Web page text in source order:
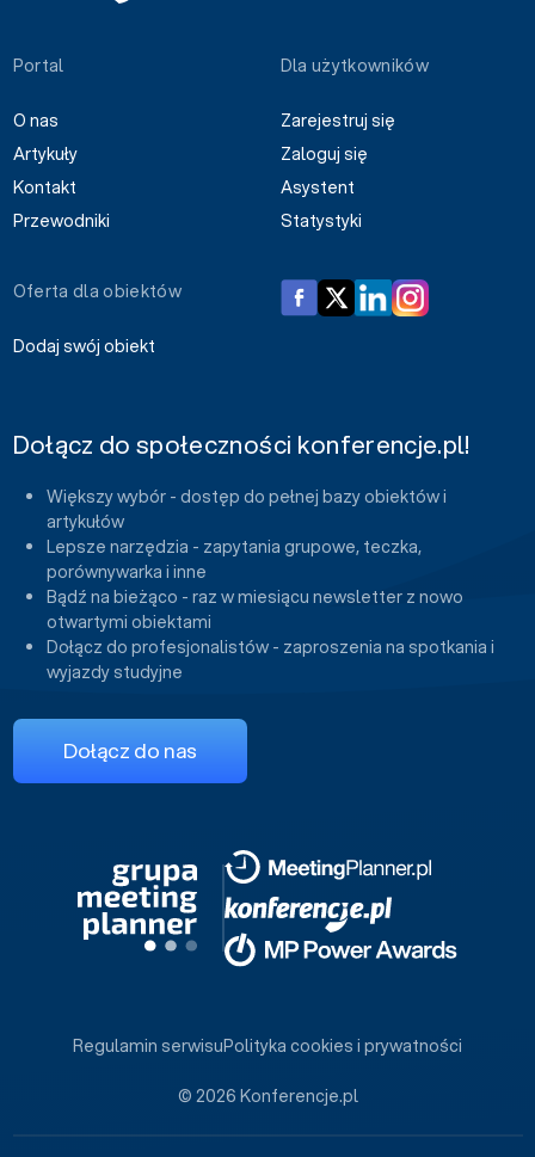
Portal
O nas
Artykuły
Kontakt
Przewodniki
Dla użytkowników
Zarejestruj się
Zaloguj się
Asystent
Statystyki
Oferta dla obiektów
Dodaj swój obiekt
Dołącz do społeczności konferencje.pl!
Większy wybór - dostęp do pełnej bazy obiektów i
artykułów
Lepsze narzędzia - zapytania grupowe, teczka,
porównywarka i inne
Bądź na bieżąco - raz w miesiącu newsletter z nowo
otwartymi obiektami
Dołącz do profesjonalistów - zaproszenia na spotkania i
wyjazdy studyjne
Dołącz do nas
© 2026 Konferencje.pl
Regulamin serwisuPolityka cookies i prywatności